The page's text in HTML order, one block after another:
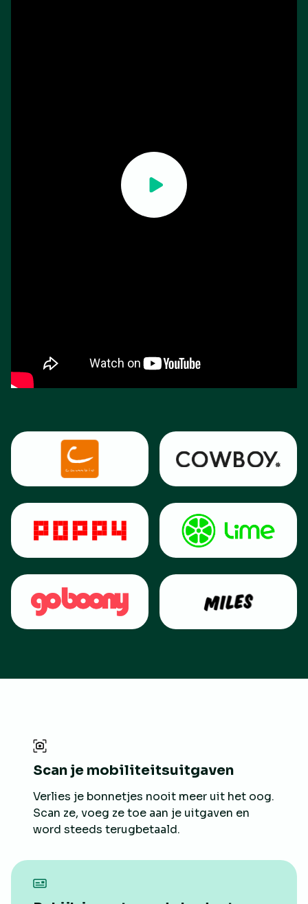
Scan je mobiliteitsuitgaven
Verlies je bonnetjes nooit meer uit het oog.
Scan ze, voeg ze toe aan je uitgaven en
word steeds terugbetaald.